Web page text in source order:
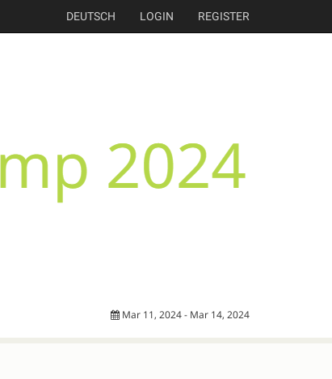
DEUTSCH LOGIN REGISTER
Mar 11, 2024 - Mar 14, 2024